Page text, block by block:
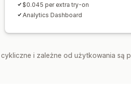
$0.045 per extra try-on
Analytics Dashboard
cykliczne i zależne od użytkowania są